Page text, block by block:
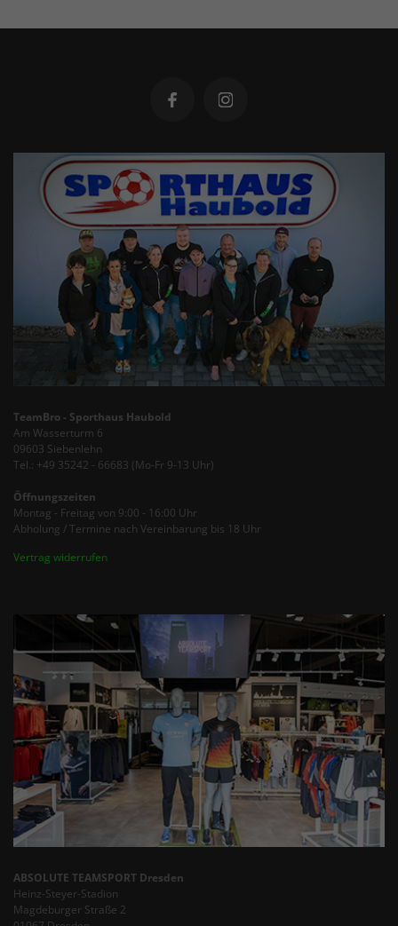
TeamBro - Sporthaus Haubold
Am Wasserturm 6
09603 Siebenlehn
Tel.: +49 35242 - 66683 (Mo-Fr 9-13 Uhr)
Öffnungszeiten
Montag - Freitag von 9:00 - 16:00 Uhr
Abholung / Termine nach Vereinbarung bis 18 Uhr
Vertrag widerrufen
ABSOLUTE TEAMSPORT Dresden
Heinz-Steyer-Stadion
Magdeburger Straße 2